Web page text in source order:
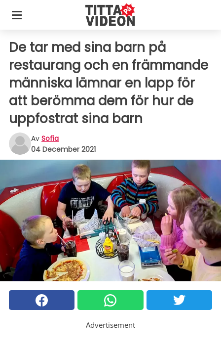
De tar med sina barn på
restaurang och en främmande
människa lämnar en lapp för
att berömma dem för hur de
uppfostrat sina barn
Av Sofia
04 December 2021
Advertisement